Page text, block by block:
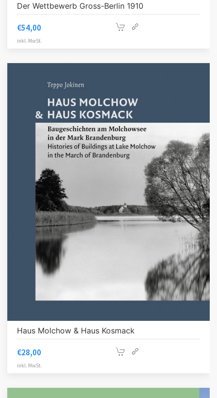
Der Wettbewerb Gross-Berlin 1910
€54,00
inkl. MwSt.
Haus Molchow & Haus Kosmack
€28,00
inkl. MwSt.